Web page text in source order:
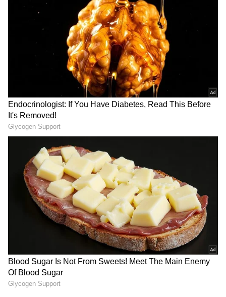
Image Credit :Youtube/ Vinay Shanumukh
మిలియన్ వ్యూస్...
అభిమానులు సంబరపడిపోతున్నారు. పాట అద్భుతంగా
ఉందని కామెంట్స్ చేస్తున్నారు.పాట విడుదల చేసిన మూడు
రోజుల్లోనే మిలియన్ కి పైగా వ్యూస్ వచ్చాయి. ఇప్పటి
వరకు 1.5 మిలియన్ వ్యూస్ రావడం విశేషం. ఇక.. ఈ
సాంగ్ సంగతి పక్కన పెడితే.. షణ్ముఖ్ ప్రస్తుతం ‘ ప్రేమకు
నమస్కారం’ అనే సినిమా చేస్తున్నాడు. ఇది త్వరలోనే
ప్రేక్షకుల ముందుకురానుంది. మరో వైపు పెళ్లి పీటలు కూడా
ఎక్కబోతున్నాడు. ఇటీవల వైష్ణవి అనే అమ్మాయితో
ఎంగేజ్మెంట్ జరగగా.. త్వరలోనే పెళ్లి జరగనుంది.